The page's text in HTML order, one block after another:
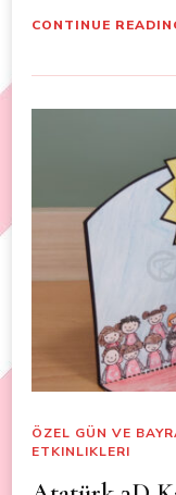
CONTINUE
ÖZEL GÜN VE
ETKINLIKLERI